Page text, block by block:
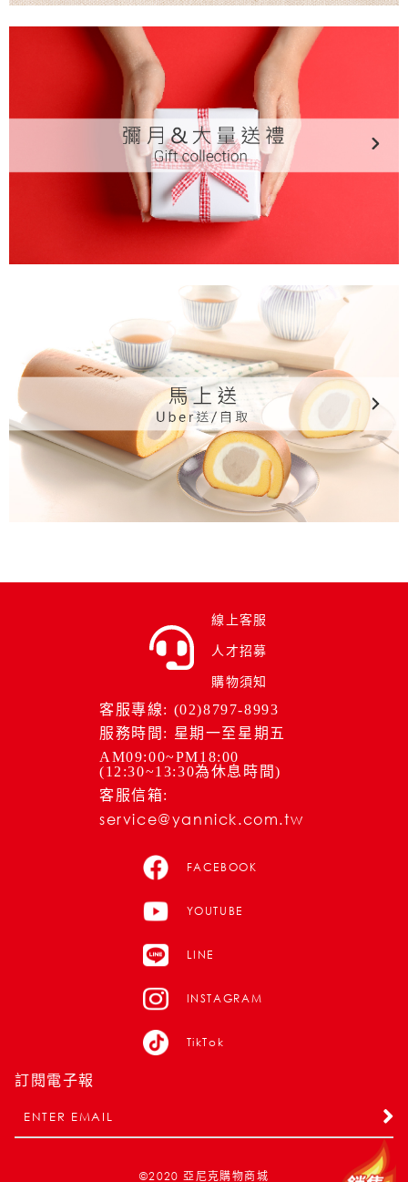
線上客服
人才招募
購物須知
客服專線: (02)8797-8993
服務時間: 星期一至星期五
AM09:00~PM18:00
(12:30~13:30為休息時間)
客服信箱:
service@yannick.com.tw
FACEBOOK
YOUTUBE
LINE
INSTAGRAM
TikTok
訂閱電子報
©2020 亞尼克購物商城